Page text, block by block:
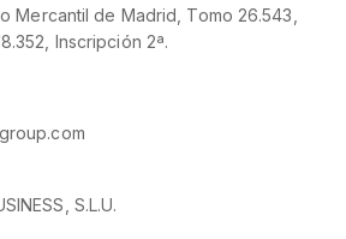
Mercantil de Madrid, Tomo 26.543,
Inscripción 2ª.
S.L.U.